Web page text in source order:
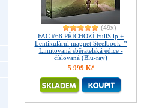
(49x)
FAC #68 PŘÍCHOZÍ FullSlip +
Lentikulární magnet Steelbook™
Limitovaná sběratelská edice -
číslovaná (Blu-ray)
5 999 Kč